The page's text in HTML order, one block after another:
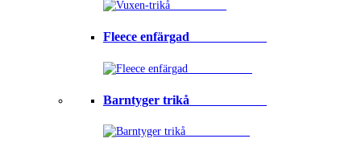
Fleece enfärgad⠀⠀⠀⠀⠀⠀⠀⠀
Barntyger trikå⠀⠀⠀⠀⠀⠀⠀⠀